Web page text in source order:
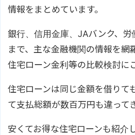
情報をまとめています。
銀行、信用金庫、JAバンク、労
まで、主な金融機関の情報を網
住宅ローン金利等の比較検討に
住宅ローンは同じ金額を借りて
て支払総額が数百万円も違って
安くてお得な住宅ローンも紹介